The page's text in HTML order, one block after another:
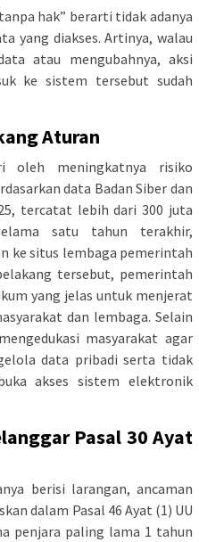
hak” berarti tidak adanya
yang diakses. Artinya, walau
atau mengubahnya, aksi
ke sistem tersebut sudah
Aturan
oleh meningkatnya risiko
data Badan Siber dan
tercatat lebih dari 300 juta
satu tahun terakhir,
ke situs lembaga pemerintah
tersebut, pemerintah
yang jelas untuk menjerat
dan lembaga. Selain
masyarakat agar
data pribadi serta tidak
akses sistem elektronik
Pasal 30 Ayat
berisi larangan, ancaman
dalam Pasal 46 Ayat (1) UU
penjara paling lama 1 tahun